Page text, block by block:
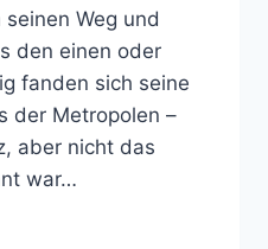
Weg und
den einen oder
fanden sich seine
der Metropolen –
aber nicht das
war…